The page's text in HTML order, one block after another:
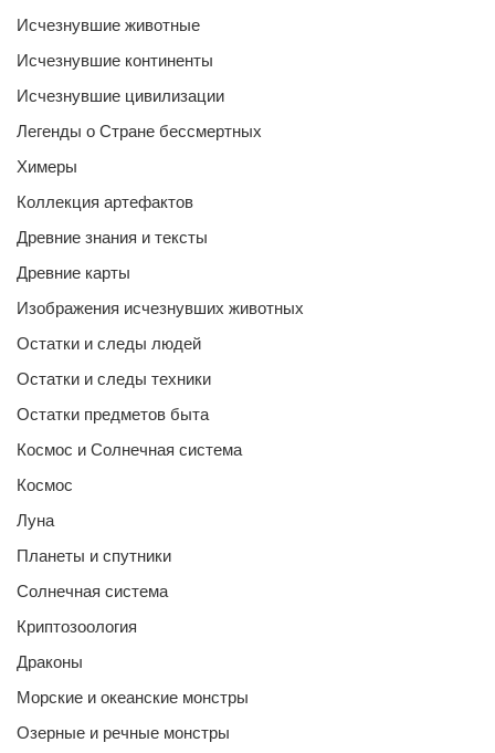
Исчезнувшие животные
Исчезнувшие континенты
Исчезнувшие цивилизации
Легенды о Стране бессмертных
Химеры
Коллекция артефактов
Древние знания и тексты
Древние карты
Изображения исчезнувших животных
Остатки и следы людей
Остатки и следы техники
Остатки предметов быта
Космос и Солнечная система
Космос
Луна
Планеты и спутники
Солнечная система
Криптозоология
Драконы
Морские и океанские монстры
Озерные и речные монстры